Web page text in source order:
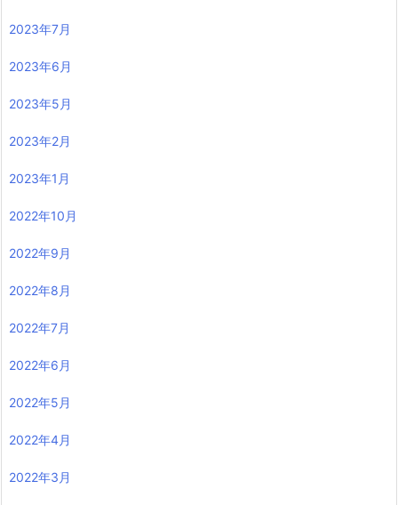
2023年7月
2023年6月
2023年5月
2023年2月
2023年1月
2022年10月
2022年9月
2022年8月
2022年7月
2022年6月
2022年5月
2022年4月
2022年3月